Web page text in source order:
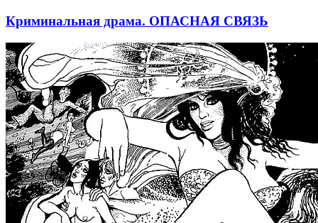
Криминальная драма. ОПАСНАЯ СВЯЗЬ